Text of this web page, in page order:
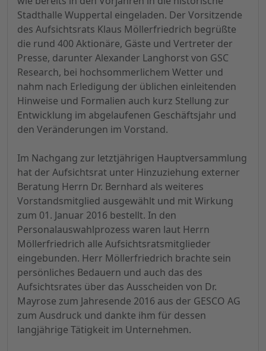
Stadthalle Wuppertal eingeladen. Der Vorsitzende
des Aufsichtsrats Klaus Möllerfriedrich begrüßte
die rund 400 Aktionäre, Gäste und Vertreter der
Presse, darunter Alexander Langhorst von GSC
Research, bei hochsommerlichem Wetter und
nahm nach Erledigung der üblichen einleitenden
Hinweise und Formalien auch kurz Stellung zur
Entwicklung im abgelaufenen Geschäftsjahr und
den Veränderungen im Vorstand.
Im Nachgang zur letztjährigen Hauptversammlung
hat der Aufsichtsrat unter Hinzuziehung externer
Beratung Herrn Dr. Bernhard als weiteres
Vorstandsmitglied ausgewählt und mit Wirkung
zum 01. Januar 2016 bestellt. In den
Personalauswahlprozess waren laut Herrn
Möllerfriedrich alle Aufsichtsratsmitglieder
eingebunden. Herr Möllerfriedrich brachte sein
persönliches Bedauern und auch das des
Aufsichtsrates über das Ausscheiden von Dr.
Mayrose zum Jahresende 2016 aus der GESCO AG
zum Ausdruck und dankte ihm für dessen
langjährige Tätigkeit im Unternehmen.